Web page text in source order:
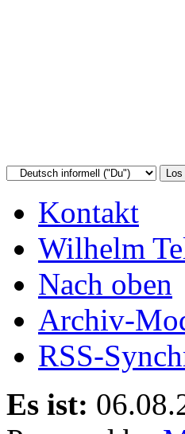
Kontakt
Wilhelm
Nach oben
Archiv-
RSS-
Es ist: